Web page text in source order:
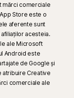
mărci comerciale
Store este o
aferente sunt
acesteia.
ale Microsoft
Android este
de Google și
atribuire Creative
comerciale ale